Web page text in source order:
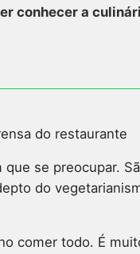
conhecer a
do restaurante
se preocupar.
do
comer todo. É